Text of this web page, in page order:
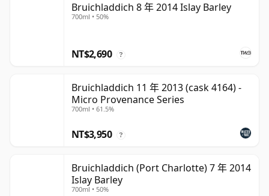
Bruichladdich 8 年 2014 Islay Barley
700ml • 50%
NT$2,690 ?
Bruichladdich 11 年 2013 (cask 4164) -
Micro Provenance Series
700ml • 61.5%
NT$3,950 ?
Bruichladdich (Port Charlotte) 7 年 2014
Islay Barley
700ml • 50%